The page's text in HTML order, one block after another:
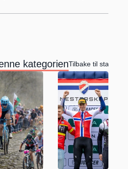
kategorienTilbake til